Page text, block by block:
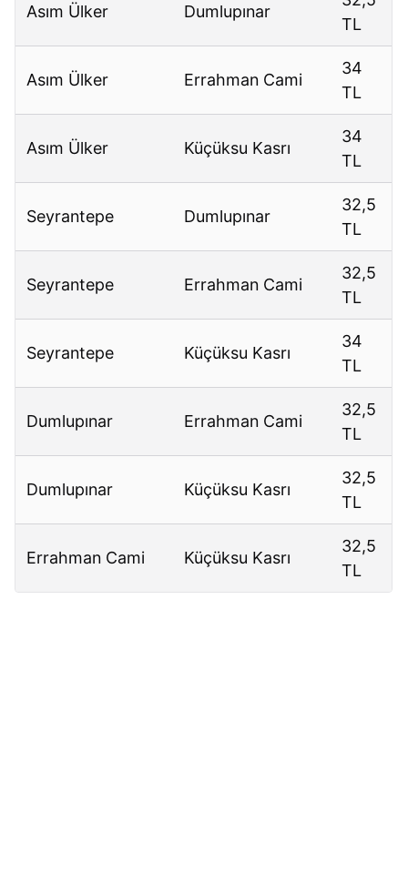
Asım Ülker Dumlupınar
TL
Asım Ülker Errahman Cami
34
TL
Asım Ülker Küçüksu Kasrı
34
TL
Seyrantepe Dumlupınar
32,5
TL
Seyrantepe Errahman Cami
32,5
TL
Seyrantepe Küçüksu Kasrı
34
TL
Dumlupınar Errahman Cami
32,5
TL
Dumlupınar Küçüksu Kasrı
32,5
TL
Errahman Cami Küçüksu Kasrı
32,5
TL